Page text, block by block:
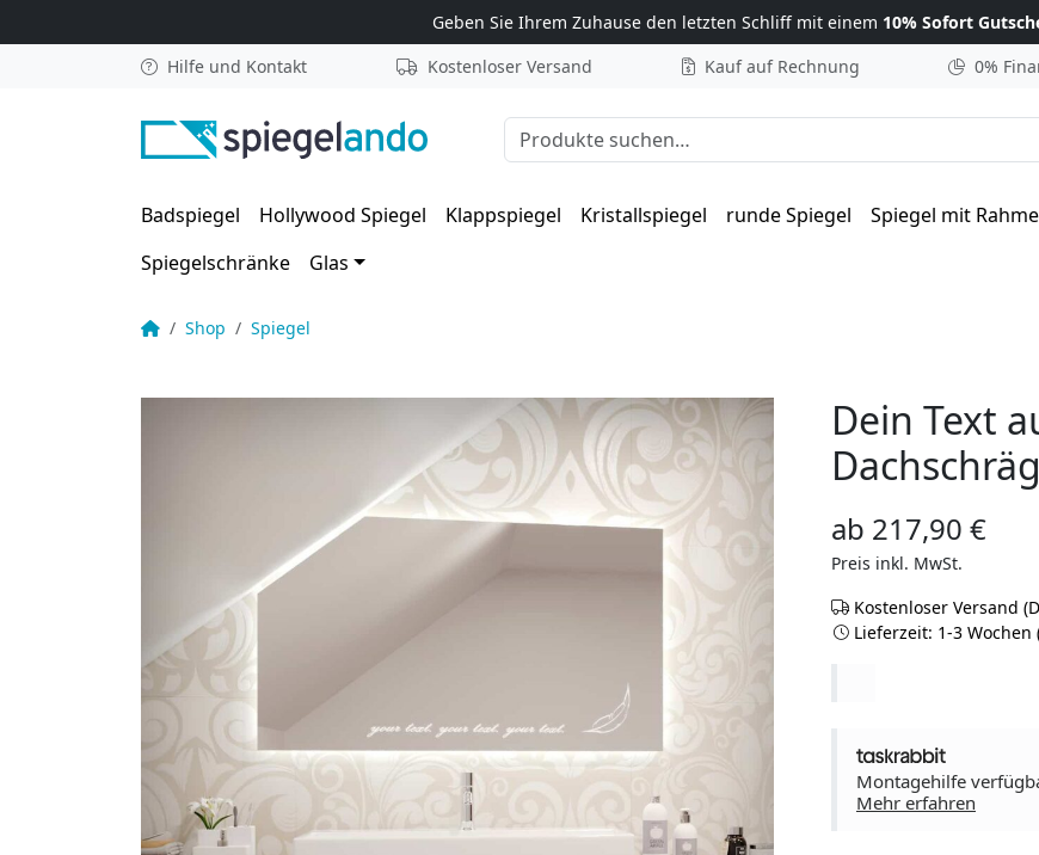
Geben Sie Ihrem Zuhause den letzten Schliff mit einem 10% Sofort
Hilfe und Kontakt
Kostenloser Versand Kauf auf Rechnung 0%
Suche nach:
Badspiegel Hollywood Spiegel Klappspiegel Kristallspiegel runde Spiegel Spiegel mit
Spiegelschränke
Glas
Startseite
Shop Spiegel
Dein Text auf Spiegel für Dachschräge – Federia VI
Dein Text
ab 217,90 €
Preis inkl. MwSt.
Kostenloser Versand
Lieferzeit: 1-3 Wochen
Montagehilfe
Mehr erfahren